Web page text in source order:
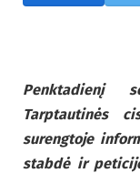
Penktadienį
Tarptautinės
surengtoje
stabdė ir